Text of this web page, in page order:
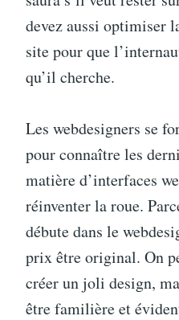
devez aussi optimiser
site pour que
qu’il cherche.
Les webdesigners se
pour connaître les
matière d’interfaces
réinventer la roue.
débute dans le
prix être original. On
créer un joli design,
être familière et